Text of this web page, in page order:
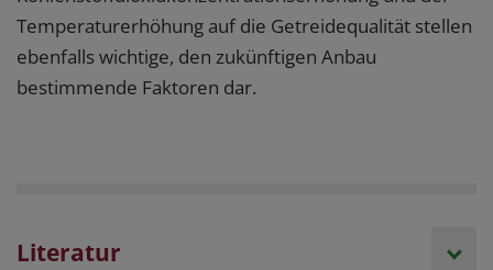
Temperaturerhöhung auf die Getreidequalität stellen
ebenfalls wichtige, den zukünftigen Anbau
bestimmende Faktoren dar.
Literatur